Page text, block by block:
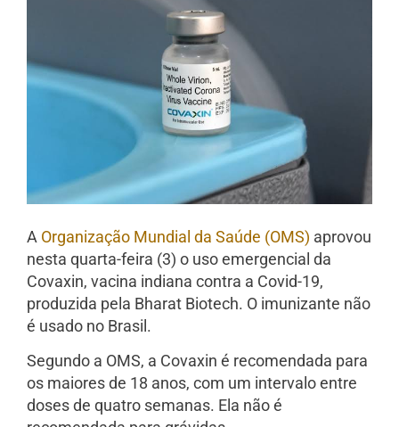
A Organização Mundial da Saúde (OMS) aprovou
nesta quarta-feira (3) o uso emergencial da
Covaxin, vacina indiana contra a Covid-19,
produzida pela Bharat Biotech. O imunizante não
é usado no Brasil .
Segundo a OMS, a Covaxin é recomendada para
os maiores de 18 anos, com um intervalo entre
doses de quatro semanas. Ela não é